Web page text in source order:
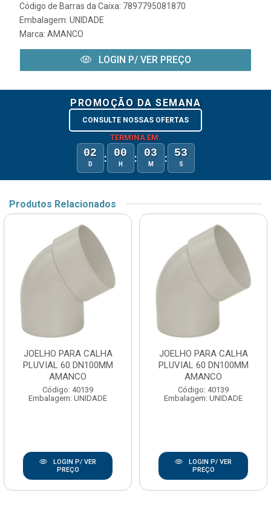
Código de Barras da Caixa: 7897795081870
Embalagem: UNIDADE
Marca: AMANCO
LOGIN P/ VER PREÇO
PROMOÇÃO DA SEMANA
CONSULTE NOSSAS OFERTAS
TERMINA EM:
02
D : 00
H : 03
M : 53
S
Produtos Relacionados
JOELHO PARA CALHA
PLUVIAL 60 DN100MM
AMANCO
Código: 40139
Embalagem: UNIDADE
LOGIN P/ VER
PREÇO
JOELHO PARA CALHA
PLUVIAL 60 DN100MM
AMANCO
Código: 40139
Embalagem: UNIDADE
LOGIN P/ VER
PREÇO